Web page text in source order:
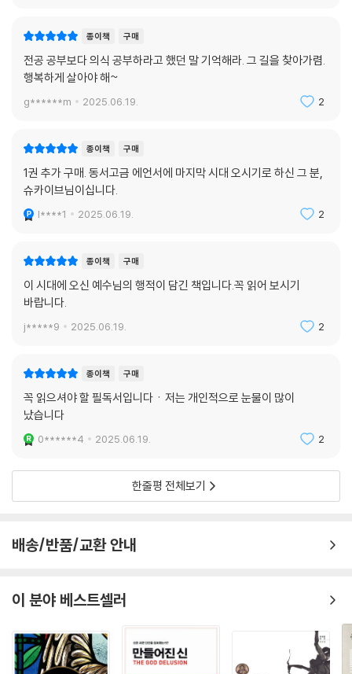
종이책 구매
전공 공부보다 의식 공부하라고 했던 말 기억해라. 그 길을 찾아가렴.
행복하게 살아야 해~
g******m 2025.06.19. 2
종이책 구매
1권 추가 구매. 동서고금 에언서에 마지막 시대 오시기로 하신 그 분,
슈카이브님이십니다.
l****1 2025.06.19. 2
종이책 구매
이 시대에 오신 예수님의 행적이 담긴 책입니다.꼭 읽어 보시기
바랍니다.
j*****9 2025.06.19. 2
종이책 구매
꼭 읽으셔야 할 필독서입니다ㆍ저는 개인적으로 눈물이 많이
났습니다
0******4 2025.06.19. 2
한줄평 전체보기
배송/반품/교환 안내
이 분야 베스트셀러